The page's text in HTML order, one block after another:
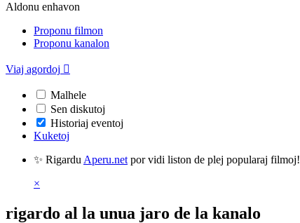
Aldonu enhavon
Proponu filmon
Proponu kanalon
Viaj agordoj 
Malhele
Sen diskutoj
Historiaj eventoj
Kuketoj
✨ Rigardu Aperu.net por vidi liston de plej popularaj filmoj!
×
rigardo al la unua jaro de la kanalo